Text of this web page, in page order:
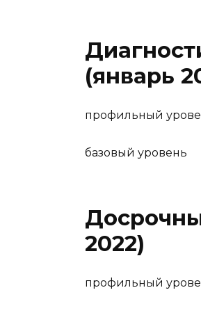
(январь
профильный
базовый уровень
2022)
профильный